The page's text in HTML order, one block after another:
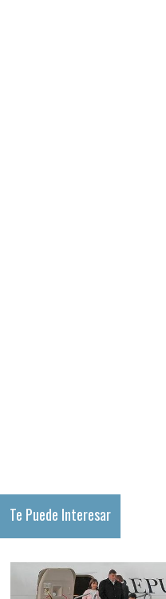
Te Puede Interesar